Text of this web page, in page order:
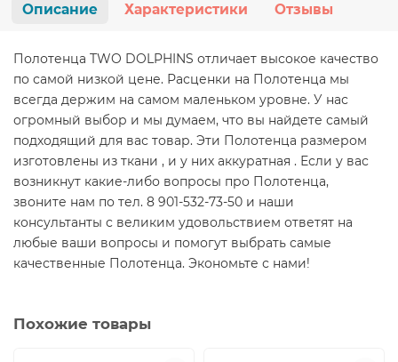
Описание Характеристики Отзывы
Полотенца TWO DOLPHINS отличает высокое качество
по самой низкой цене. Расценки на Полотенца мы
всегда держим на самом маленьком уровне. У нас
огромный выбор и мы думаем, что вы найдете самый
подходящий для вас товар. Эти Полотенца размером
изготовлены из ткани , и у них аккуратная . Если у вас
возникнут какие-либо вопросы про Полотенца,
звоните нам по тел. 8 901-532-73-50 и наши
консультанты с великим удовольствием ответят на
любые ваши вопросы и помогут выбрать самые
качественные Полотенца. Экономьте с нами!
Похожие товары